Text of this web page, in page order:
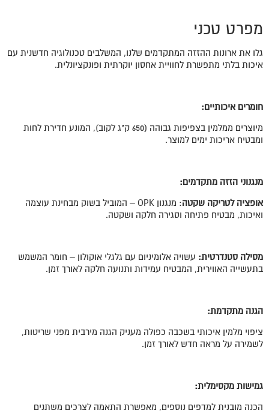
מפרט טכני
גלו את ארונות ההזזה המתקדמים שלנו, המשלבים טכנולוגיה חדשנית עם
איכות בלתי מתפשרת לחוויית אחסון יוקרתית ופונקציונלית.
חומרים איכותיים:
מיוצרים ממלמין בצפיפות גבוהה (650 ק"ג לקוב), המונע חדירת לחות
ומבטיח אריכות ימים למוצר.
מנגנוני הזזה מתקדמים:
אופציה לטריקה שקטה
: מנגנון OPK – המוביל בשוק מבחינת עוצמה
ואיכות, מבטיח פתיחה וסגירה חלקה ושקטה.
מסילה סטנדרטית: עשויה אלומיניום עם גלגלי אוקולון – חומר המשמש
בתעשייה האווירית, המבטיח עמידות ותנועה חלקה לאורך זמן.
הגנה מתקדמת:
ציפוי מלמין איכותי בשכבה כפולה מעניק הגנה מירבית מפני שריטות,
לשמירה על מראה חדש לאורך זמן.
גמישות מקסימלית:
הכנה מובנית למדפים נוספים, מאפשרת התאמה לצרכים משתנים